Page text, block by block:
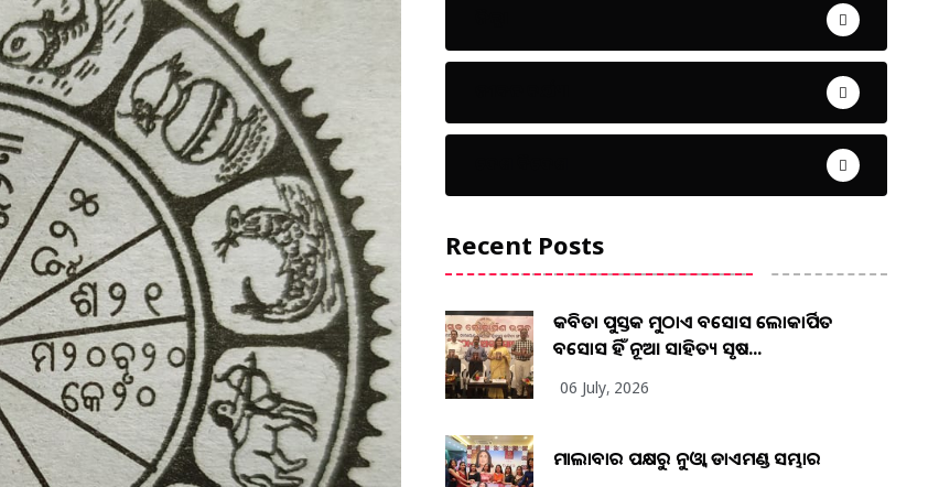
Recent Posts
କବିତା ପୁସ୍ତକ ମୁଠାଏ ଅବସୋସ ଲୋକାର୍ପିତ
ଅବସୋସ ହିଁ ନୂଆ ସାହିତ୍ୟ ସୃଷ...
06 July, 2026
ମାଲାବାର ପକ୍ଷରୁ ନୁଓ୍ବା ଡାଏମଣ୍ଡ ସମ୍ଭାର